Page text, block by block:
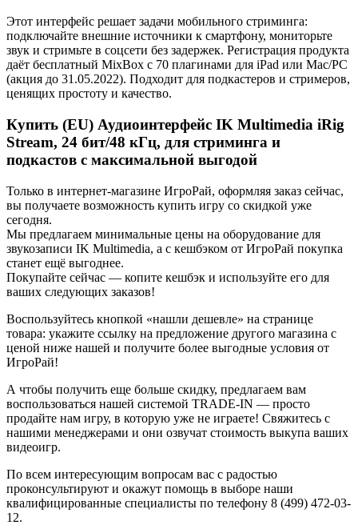
Этот интерфейс решает задачи мобильного стриминга:
подключайте внешние источники к смартфону, мониторьте
звук и стримьте в соцсети без задержек. Регистрация продукта
даёт бесплатный MixBox с 70 плагинами для iPad или Mac/PC
(акция до 31.05.2022). Подходит для подкастеров и стримеров,
ценящих простоту и качество.
Купить (EU) Аудиоинтерфейс IK Multimedia iRig
Stream, 24 бит/48 кГц, для стриминга и
подкастов с максимальной выгодой
Только в интернет-магазине ИгроРай, оформляя заказ сейчас,
вы получаете возможность купить игру со скидкой уже
сегодня.
Мы предлагаем минимальные цены на оборудование для
звукозаписи IK Multimedia, а с кешбэком от ИгроРай покупка
станет ещё выгоднее.
Покупайте сейчас — копите кешбэк и используйте его для
ваших следующих заказов!
Воспользуйтесь кнопкой «нашли дешевле» на странице
товара: укажите ссылку на предложение другого магазина с
ценой ниже нашей и получите более выгодные условия от
ИгроРай!
А чтобы получить еще больше скидку, предлагаем вам
воспользоваться нашей системой TRADE-IN — просто
продайте нам игру, в которую уже не играете! Свяжитесь с
нашими менеджерами и они озвучат стоимость выкупа ваших
видеоигр.
По всем интересующим вопросам вас с радостью
проконсультируют и окажут помощь в выборе наши
квалифицированные специалисты по телефону 8 (499) 472-03-
12.